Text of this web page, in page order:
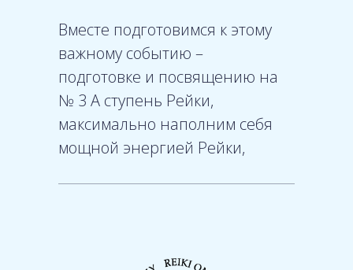
Вместе подготовимся к этому
важному событию –
подготовке и посвящению на
№ 3 А ступень Рейки,
максимально наполним себя
мощной энергией Рейки,